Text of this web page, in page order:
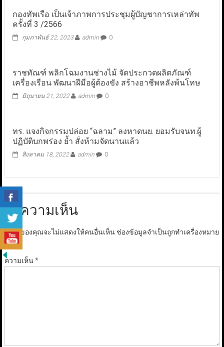
กองทัพเรือ เป็นเจ้าภาพการประชุมผู้บัญชาการเหล่าทัพ
ครั้งที่ 3 /2566
กุมภาพันธ์ 22, 2023 admin 0
ราชทัณฑ์ พลิกโฉมงานช่างไม้ จัดประกวดผลิตภัณฑ์
เครื่องเรือน พัฒนาฝีมือผู้ต้องขัง สร้างอาชีพหลังพ้นโทษ
มิถุนายน 21, 2022 admin 0
ทร. แจงกิจกรรมปล่อย “ฉลาม” ลงหาดนย. ยอมรับจนท.ผู้
ปฏิบัติบกพร่อง ย้ำ สั่งห้ามจัดนานแล้ว
สิงหาคม 18, 2022 admin 0
ใส่ความเห็น
อีเมลของคุณจะไม่แสดงให้คนอื่นเห็น ช่องข้อมูลจำเป็นถูกทำเครื่องหมาย
*
ความเห็น*